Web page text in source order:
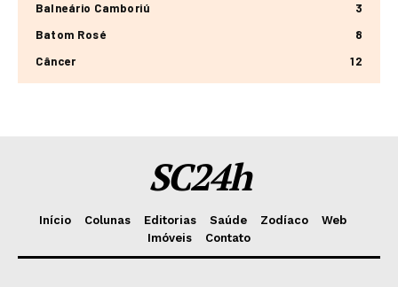
Balneário Camboriú
3
Batom Rosé
8
Câncer
12
SC24h
Início Colunas Editorias Saúde Zodíaco
Web
Imóveis
Contato